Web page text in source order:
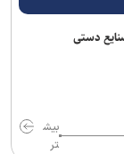
دستی
بیش
تر